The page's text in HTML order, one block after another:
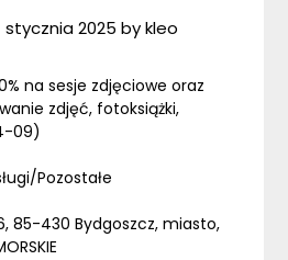
stycznia 2025 bykleo
na sesje zdjęciowe oraz
zdjęć, fotoksiążki,
09)
Pozostałe
85-430 Bydgoszcz, miasto,